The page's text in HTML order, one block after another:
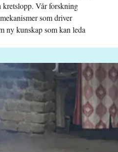
kretslopp. Vår forskning
som driver
ny kunskap som kan leda